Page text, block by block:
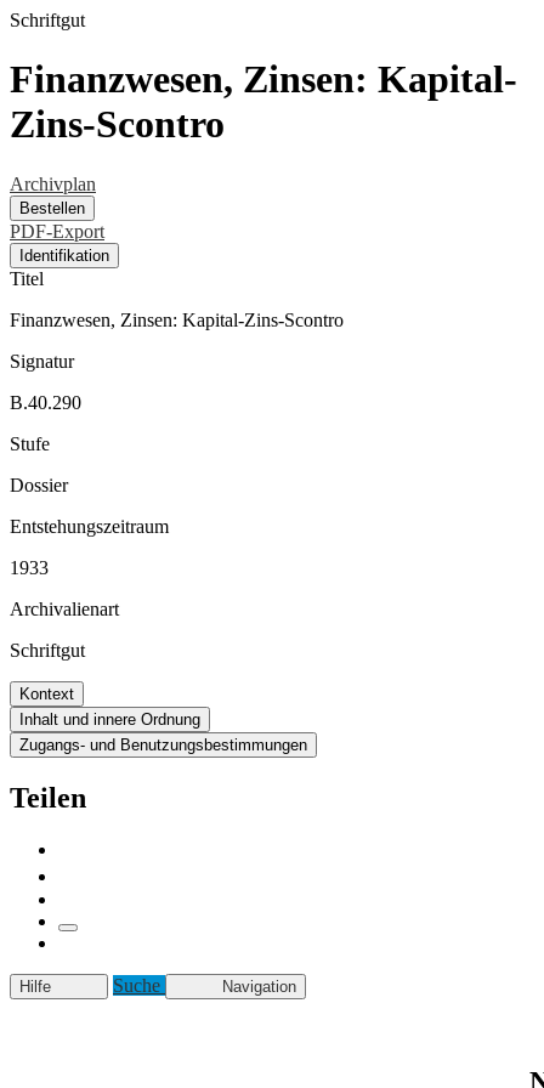
Schriftgut
Finanzwesen, Zinsen: Kapital-
Zins-Scontro
Archivplan
Bestellen
PDF-Export
Identifikation
Titel
Finanzwesen, Zinsen: Kapital-Zins-Scontro
Signatur
B.40.290
Stufe
Dossier
Entstehungszeitraum
1933
Archivalienart
Schriftgut
Kontext
Inhalt und innere Ordnung
Zugangs- und Benutzungsbestimmungen
Teilen
Hilfe Suche Navigation